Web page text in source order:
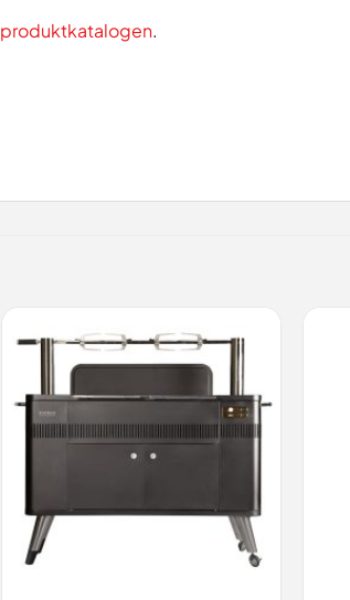
produktkatalogen.